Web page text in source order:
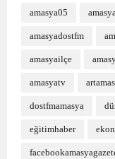
amasya05
amasyadostfm
amasyailçe
amasyatv
dostfmamasya
eğitimhaber